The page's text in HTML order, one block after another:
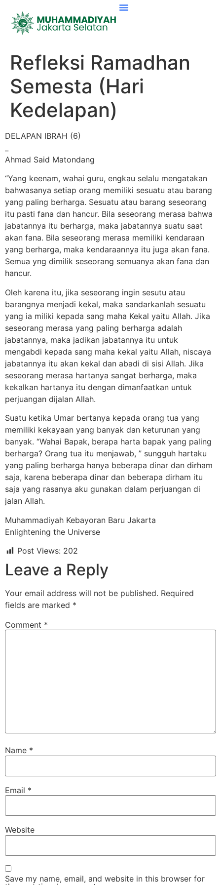
Refleksi Ramadhan
Semesta (Hari
Kedelapan)
DELAPAN IBRAH (6)
Ahmad Said Matondang
“Yang keenam, wahai guru, engkau selalu mengatakan
bahwasanya setiap orang memiliki sesuatu atau barang
yang paling berharga. Sesuatu atau barang seseorang
itu pasti fana dan hancur. Bila seseorang merasa bahwa
jabatannya itu berharga, maka jabatannya suatu saat
akan fana. Bila seseorang merasa memiliki kendaraan
yang berharga, maka kendaraannya itu juga akan fana.
Semua yng dimilik seseorang semuanya akan fana dan
hancur.
Oleh karena itu, jika seseorang ingin sesutu atau
barangnya menjadi kekal, maka sandarkanlah sesuatu
yang ia miliki kepada sang maha Kekal yaitu Allah. Jika
seseorang merasa yang paling berharga adalah
jabatannya, maka jadikan jabatannya itu untuk
mengabdi kepada sang maha kekal yaitu Allah, niscaya
jabatannya itu akan kekal dan abadi di sisi Allah. Jika
seseorang merasa hartanya sangat berharga, maka
kekalkan hartanya itu dengan dimanfaatkan untuk
perjuangan dijalan Allah.
Suatu ketika Umar bertanya kepada orang tua yang
memiliki kekayaan yang banyak dan keturunan yang
banyak. “Wahai Bapak, berapa harta bapak yang paling
berharga? Orang tua itu menjawab, ” sungguh hartaku
yang paling berharga hanya beberapa dinar dan dirham
saja, karena beberapa dinar dan beberapa dirham itu
saja yang rasanya aku gunakan dalam perjuangan di
jalan Allah.
Muhammadiyah Kebayoran Baru Jakarta
Enlightening the Universe
Post Views: 202
Leave a Reply
Your email address will not be published. Required
fields are marked *
Comment *
Name *
Email *
Website
Save my name, email, and website in this browser for